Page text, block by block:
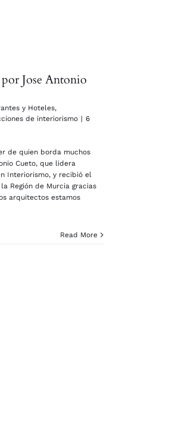
Jose Antonio
y Hoteles,
de interiorismo | 6
de quien borda muchos
Cueto, que lidera
Interiorismo, y recibió el
Región de Murcia gracias
arquitectos estamos
Read More